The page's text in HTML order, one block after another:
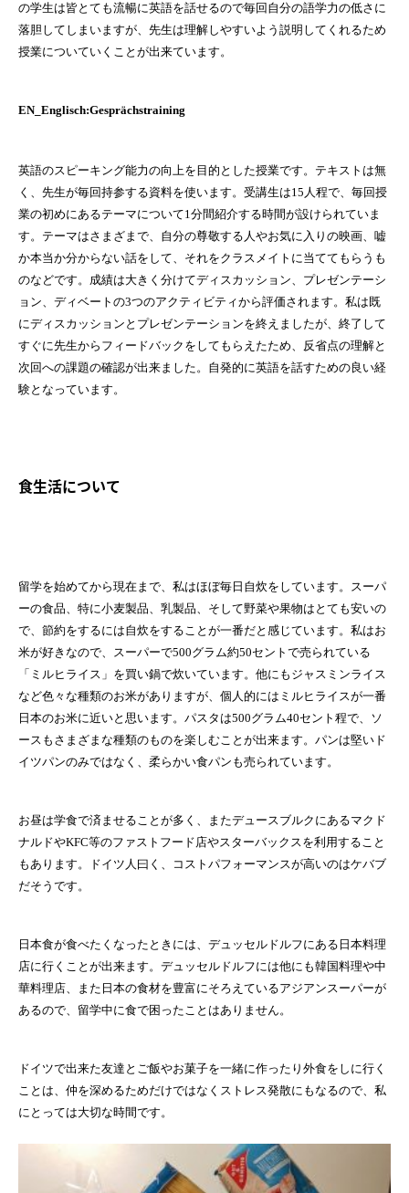
の学生は皆とても流暢に英語を話せるので毎回自分の語学力の低さに
落胆してしまいますが、先生は理解しやすいよう説明してくれるため
授業についていくことが出来ています。
EN_Englisch:Gesprächstraining
英語のスピーキング能力の向上を目的とした授業です。テキストは無
く、先生が毎回持参する資料を使います。受講生は15人程で、毎回授
業の初めにあるテーマについて1分間紹介する時間が設けられていま
す。テーマはさまざまで、自分の尊敬する人やお気に入りの映画、嘘
か本当か分からない話をして、それをクラスメイトに当ててもらうも
のなどです。成績は大きく分けてディスカッション、プレゼンテーシ
ョン、ディベートの3つのアクティビティから評価されます。私は既
にディスカッションとプレゼンテーションを終えましたが、終了して
すぐに先生からフィードバックをしてもらえたため、反省点の理解と
次回への課題の確認が出来ました。自発的に英語を話すための良い経
験となっています。
食生活について
留学を始めてから現在まで、私はほぼ毎日自炊をしています。スーパ
ーの食品、特に小麦製品、乳製品、そして野菜や果物はとても安いの
で、節約をするには自炊をすることが一番だと感じています。私はお
米が好きなので、スーパーで500グラム約50セントで売られている
「ミルヒライス」を買い鍋で炊いています。他にもジャスミンライス
など色々な種類のお米がありますが、個人的にはミルヒライスが一番
日本のお米に近いと思います。パスタは500グラム40セント程で、ソ
ースもさまざまな種類のものを楽しむことが出来ます。パンは堅いド
イツパンのみではなく、柔らかい食パンも売られています。
お昼は学食で済ませることが多く、またデュースブルクにあるマクド
ナルドやKFC等のファストフード店やスターバックスを利用すること
もあります。ドイツ人曰く、コストパフォーマンスが高いのはケバブ
だそうです。
日本食が食べたくなったときには、デュッセルドルフにある日本料理
店に行くことが出来ます。デュッセルドルフには他にも韓国料理や中
華料理店、また日本の食材を豊富にそろえているアジアンスーパーが
あるので、留学中に食で困ったことはありません。
ドイツで出来た友達とご飯やお菓子を一緒に作ったり外食をしに行く
ことは、仲を深めるためだけではなくストレス発散にもなるので、私
にとっては大切な時間です。